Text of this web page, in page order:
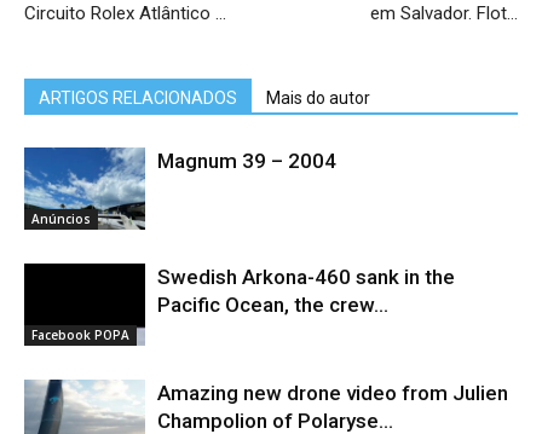
Circuito Rolex Atlântico …
em Salvador. Flot…
ARTIGOS RELACIONADOS Mais do autor
Anúncios
Magnum 39 – 2004
Facebook POPA
Swedish Arkona-460 sank in the
Pacific Ocean, the crew...
Amazing new drone video from Julien
Champolion of Polaryse...